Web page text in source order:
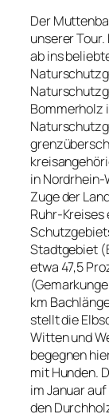
Der
unserer
ab ins
Bommerholz
in Nordrhein-
Zuge der
Ruhr-
Stadtgebiet
etwa 47,5
km
stellt die
Witten und
begegnen
mit Hunden.
im Januar
den